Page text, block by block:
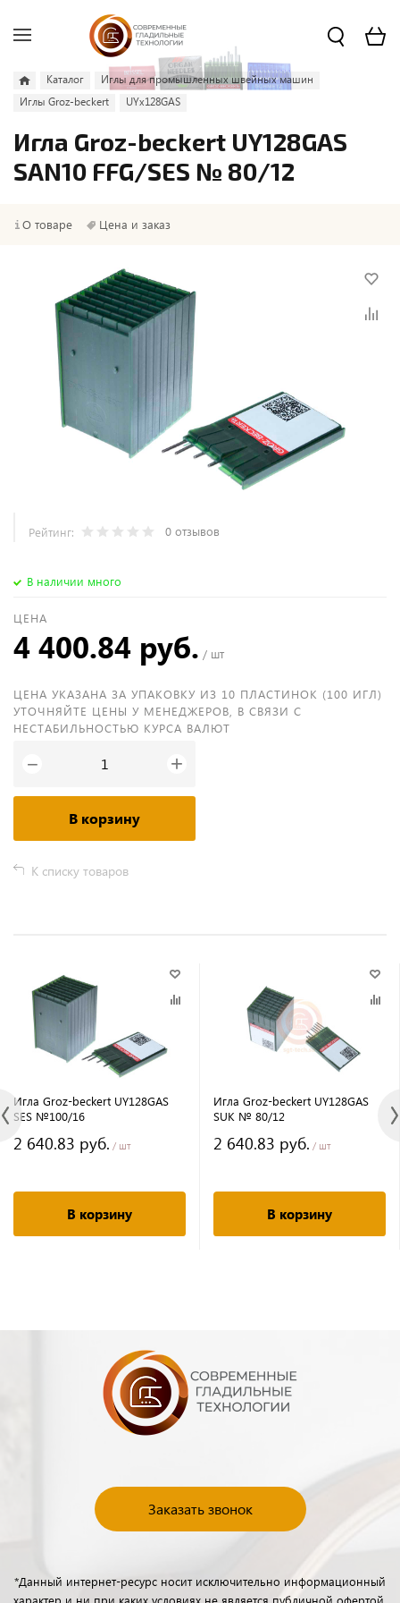
Каталог
Иглы для промышленных швейных машин
Иглы Groz-beckert
UYx128GAS
Игла Groz-beckert UY128GAS
SAN10 FFG/SES № 80/12
О товаре Цена и заказ
Рейтинг: 0 отзывов
В наличии много
ЦЕНА
4 400.84 руб. / шт
ЦЕНА УКАЗАНА ЗА УПАКОВКУ ИЗ 10 ПЛАСТИНОК (100 ИГЛ)
УТОЧНЯЙТЕ ЦЕНЫ У МЕНЕДЖЕРОВ, В СВЯЗИ С
НЕСТАБИЛЬНОСТЬЮ КУРСА ВАЛЮТ
− +
В корзину
К списку товаров
Игла Groz-beckert UY128GAS
SES №100/16
2 640.83 руб. / шт
В корзину
Игла Groz-beckert UY128GAS
SUK № 80/12
2 640.83 руб. / шт
В корзину
Заказать звонок
*Данный интернет-ресурс носит исключительно информационный
характер и ни при каких условиях не является публичной офертой,